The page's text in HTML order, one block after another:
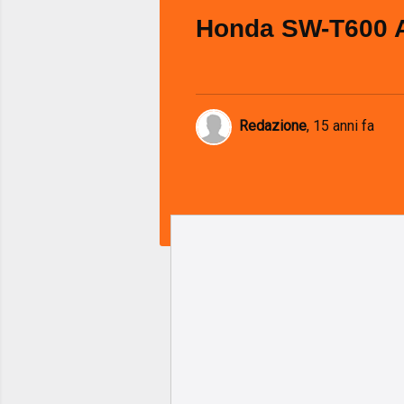
Honda SW-T600
Redazione, 15 anni fa